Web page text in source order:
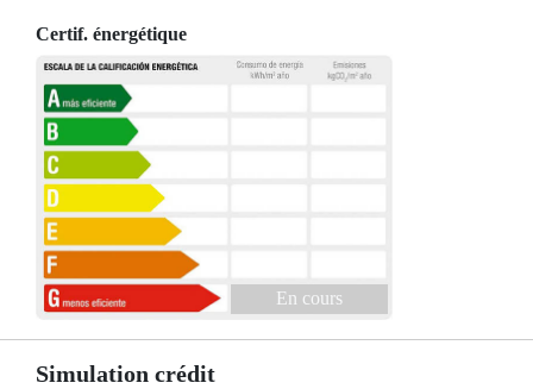
Certif. énergétique
En cours
Simulation crédit